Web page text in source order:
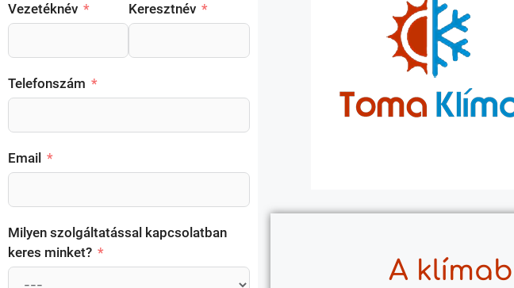
Vezetéknév Keresztnév
Telefonszám
Email
Milyen szolgáltatással kapcsolatban
keres minket?
A